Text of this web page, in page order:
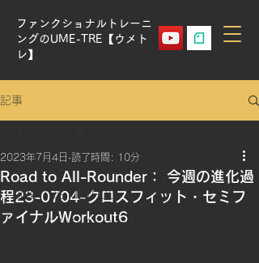
ファンクショナルトレーニ
ングのUME-TRE【ウメト
レ】
記事
UME-TRE METHOD
トレーニングメニュー
Road to All-Rounder： 今週の進化過
程23-0704-クロスフィット・セミフ
ァイナルWorkout6
2023年7月4日 読了時間: 10分